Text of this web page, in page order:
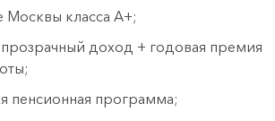
класса А+;
доход + годовая премия
пенсионная программа;